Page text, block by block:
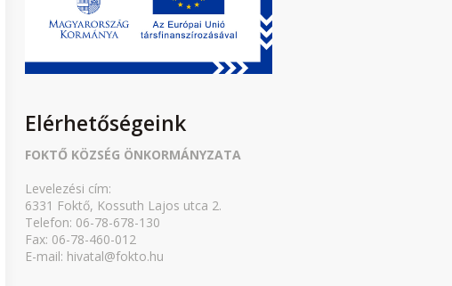
Elérhetőségeink
FOKTŐ KÖZSÉG ÖNKORMÁNYZATA
Levelezési cím:
6331 Foktő, Kossuth Lajos utca 2.
Telefon: 06-78-678-130
Fax: 06-78-460-012
E-mail: hivatal@fokto.hu